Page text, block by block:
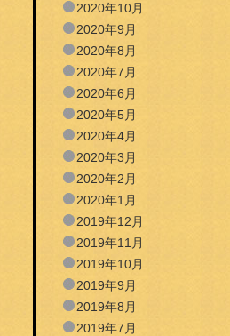
2020年10月
2020年9月
2020年8月
2020年7月
2020年6月
2020年5月
2020年4月
2020年3月
2020年2月
2020年1月
2019年12月
2019年11月
2019年10月
2019年9月
2019年8月
2019年7月